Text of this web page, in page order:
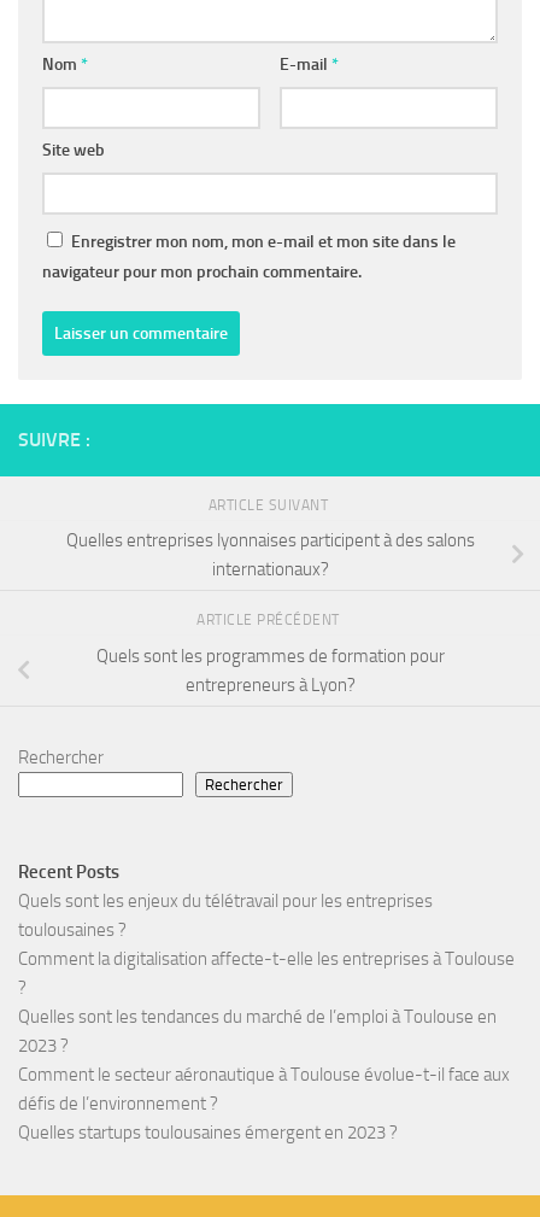
Nom * E-mail *
Site web
Enregistrer mon nom, mon e-mail et mon site dans le
navigateur pour mon prochain commentaire.
SUIVRE :
ARTICLE SUIVANT
Quelles entreprises lyonnaises participent à des salons
internationaux?
ARTICLE PRÉCÉDENT
Quels sont les programmes de formation pour
entrepreneurs à Lyon?
Rechercher
Rechercher
Recent Posts
Quels sont les enjeux du télétravail pour les entreprises
toulousaines ?
Comment la digitalisation affecte-t-elle les entreprises à Toulouse
?
Quelles sont les tendances du marché de l’emploi à Toulouse en
2023 ?
Comment le secteur aéronautique à Toulouse évolue-t-il face aux
défis de l’environnement ?
Quelles startups toulousaines émergent en 2023 ?